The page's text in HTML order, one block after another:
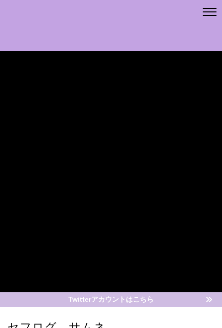
Twitterアカウントはこちら